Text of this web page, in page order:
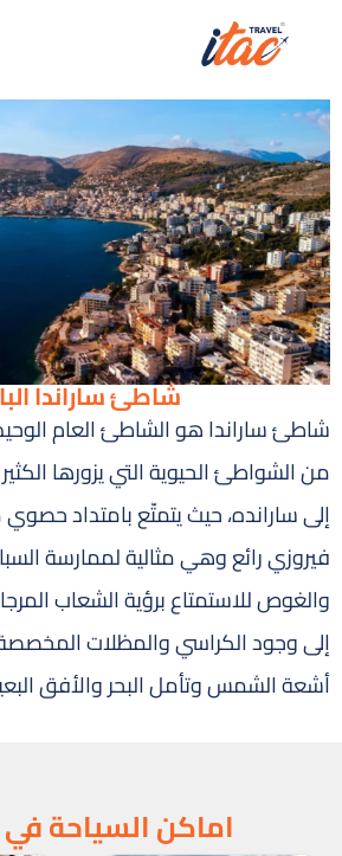
شاطئ ساراندا
شاطئ ساراندا هو الشاطئ العام
من الشواطئ الحيوية التي يزورها
إلى سارانده، حيث يتمتّع بامتداد
فيروزي رائع وهي مثالية لممارسة
والغوص للاستمتاع برؤية الشعاب
إلى وجود الكراسي والمظلات
أشعة الشمس وتأمل البحر والأفق
اماكن السياحة في